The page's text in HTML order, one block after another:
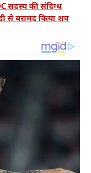
सदस्य की संदिग्ध
से बरामद किया शव